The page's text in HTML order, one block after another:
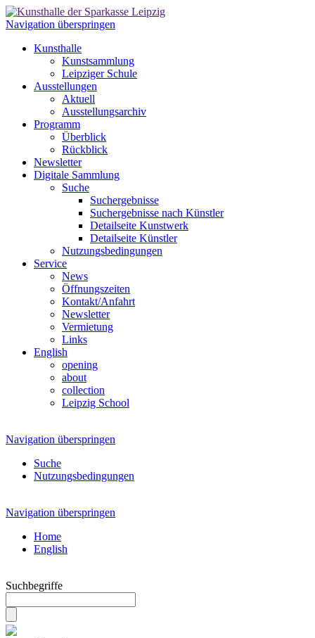
Navigation überspringen
Kunsthalle
Kunstsammlung
Leipziger Schule
Ausstellungen
Aktuell
Ausstellungsarchiv
Programm
Überblick
Rückblick
Newsletter
Digitale Sammlung
Suche
Suchergebnisse
Suchergebnisse nach Künstler
Detailseite Kunstwerk
Detailseite Künstler
Nutzungsbedingungen
Service
News
Öffnungszeiten
Kontakt/Anfahrt
Newsletter
Vermietung
Links
English
opening
about
collection
Leipzig School
Navigation überspringen
Suche
Nutzungsbedingungen
Navigation überspringen
Home
English
Suchbegriffe